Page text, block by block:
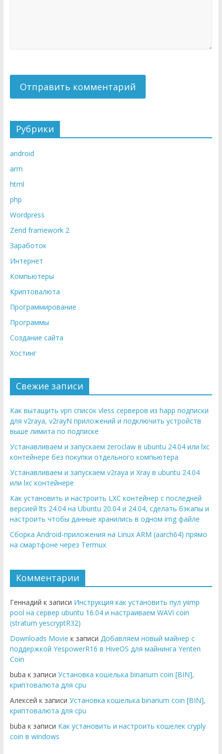
Рубрики
android
arm
html
php
Wordpress
Zend framework 2
Заработок
Интернет
Компьютеры
Криптовалюта
Программирование
Программы
Создание сайта
Хостинг
Свежие записи
Как вытащить vpn список vless серверов из happ подписки
для v2raya, v2rayN приложений и подключить устройств
выше лимита по подписке
Устанавливаем и запускаем zeroclaw в ubuntu 24.04 или lxc
контейнере без покупки отдельного компьютера
Устанавливаем и запускаем v2raya и Xray в ubuntu 24.04
или lxc контейнере
Как установить и настроить LXC контейнер с последней
версией lts 24.04 на Ubuntu 20.04 и 24.04, сделать бэкапы и
настроить чтобы данные хранились в одном img файле
Сборка Android-приложения на Linux ARM (aarch64) прямо
на смартфоне через Termux
Комментарии
Геннадий к записи Инструкция как установить пул yiimp
pool на сервер ubuntu 16.04 и настраиваем WAVI coin
(stratum yescryptR32)
Downloads Movie к записи Добавляем новый майнер с
поддержкой YespowerR16 в HiveOS для майнинга Yenten
Coin
buba к записи Установка кошелька binarium coin [BIN],
криптовалюта для cpu
Алексей к записи Установка кошелька binarium coin [BIN],
криптовалюта для cpu
buba к записи Как установить и настроить кошелек cryply
coin в windows